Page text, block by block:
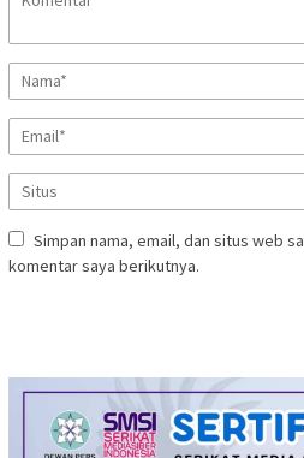
Simpan nama, email, dan situs web
komentar saya berikutnya.